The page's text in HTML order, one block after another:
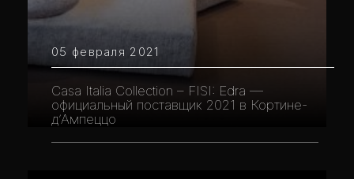
05 февраля 2021
Casa Italia Collection – FISI: Edra —
официальный поставщик 2021 в Кортине-
д’Ампеццо